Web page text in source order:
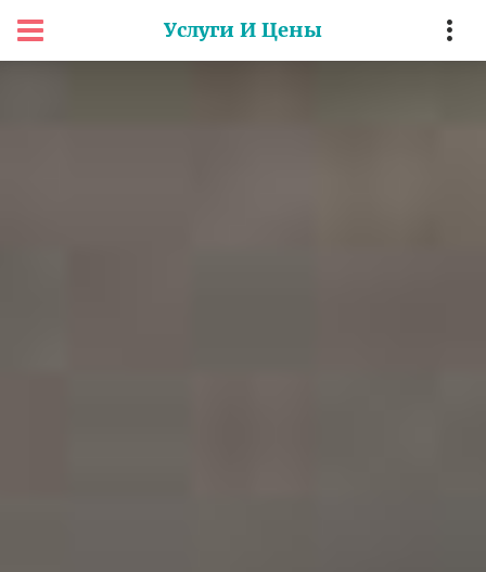
Услуги И Цены